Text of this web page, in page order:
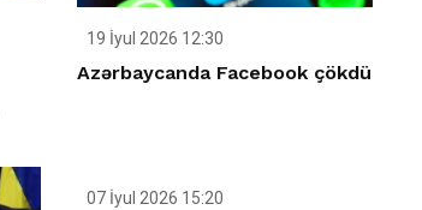
19 İyul 2026 12:30
Azərbaycanda Facebook çökdü
07 İyul 2026 15:20